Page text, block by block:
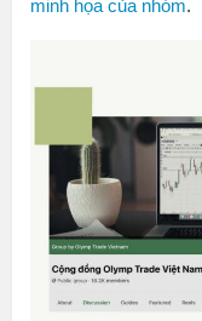
minh họa của nhóm.